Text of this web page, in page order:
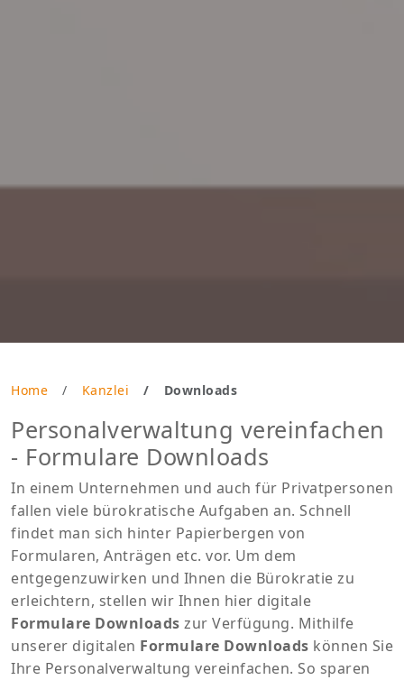
Home Kanzlei Downloads
Personalverwaltung vereinfachen
- Formulare Downloads
In einem Unternehmen und auch für Privatpersonen
fallen viele bürokratische Aufgaben an. Schnell
findet man sich hinter Papierbergen von
Formularen, Anträgen etc. vor. Um dem
entgegenzuwirken und Ihnen die Bürokratie zu
erleichtern, stellen wir Ihnen hier digitale
Formulare Downloads zur Verfügung. Mithilfe
unserer digitalen Formulare Downloads können Sie
Ihre Personalverwaltung vereinfachen. So sparen